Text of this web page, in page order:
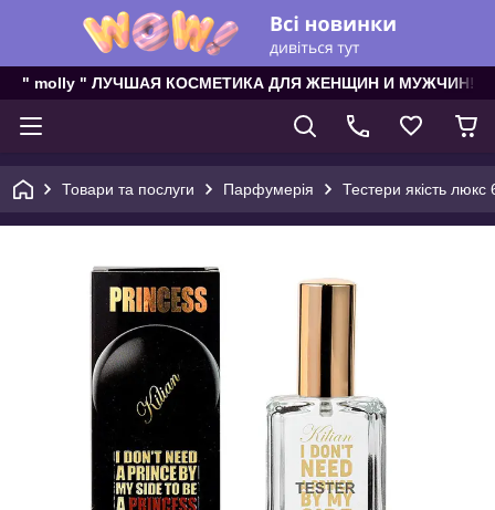
" molly " ЛУЧШАЯ КОСМЕТИКА ДЛЯ ЖЕНЩИН И МУЖЧИН!
Товари та послуги Парфумерія Тестери якість люкс